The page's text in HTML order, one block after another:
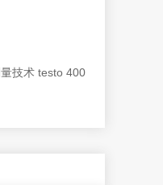
技术 testo 400